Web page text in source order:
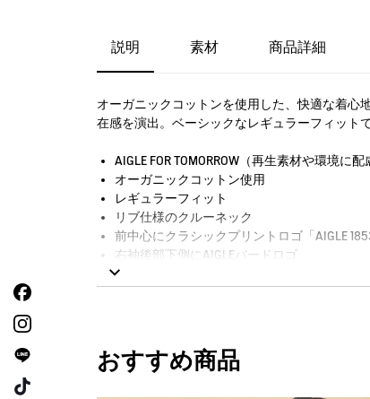
説明 素材 商品詳細
オーガニックコットンを使用した、快適な着心
在感を演出。ベーシックなレギュラーフィット
AIGLE FOR TOMORROW（再生素材や環境に
オーガニックコットン使用
レギュラーフィット
リブ仕様のクルーネック
前中心にクラシックプリントロゴ「AIGLE
右袖後部下側にAIGLEバードロゴ
おすすめ商品